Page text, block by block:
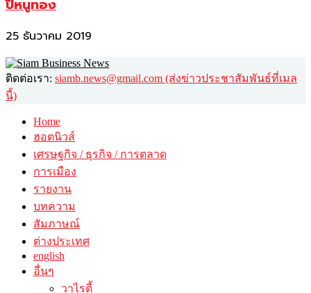
ปีหนูทอง
25 ธันวาคม 2019
ติดต่อเรา: siamb.news@gmail.com (ส่งข่าวประชาสัมพันธ์ที่เมล
นี้)
Home
ฮอตนิวส์
เศรษฐกิจ / ธุรกิจ / การตลาด
การเมือง
รายงาน
บทความ
สัมภาษณ์
ต่างประเทศ
english
อื่นๆ
วาไรตี้